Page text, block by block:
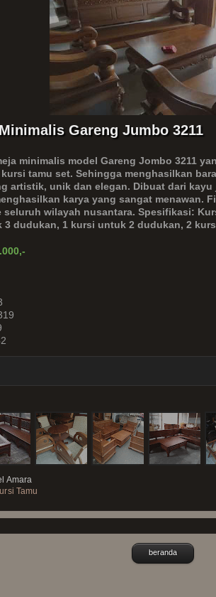
Gareng Jumbo 3211
minimalis model Gareng Jombo 3211
tamu set. Sehingga menghasilkan
artistik, unik dan elegan. Dibuat dari
karya yang sangat menawan.
seluruh wilayah nusantara. Spesifikasi:
3 dudukan, 1 kursi untuk 2 dudukan, 2
Amara
Tamu
beranda